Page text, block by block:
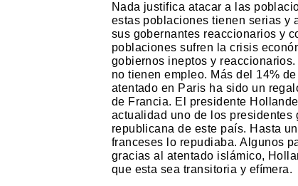
Nada justifica atacar a las
estas poblaciones tienen serias y
sus gobernantes reaccionarios y
poblaciones sufren la crisis
gobiernos ineptos y
no tienen empleo. Más del 14%
atentado en Paris ha sido un
de Francia. El presidente
actualidad uno de los
republicana de este país. Hasta
franceses lo repudiaba. Algunos
gracias al atentado islámico,
que esta sea transitoria y efímera.